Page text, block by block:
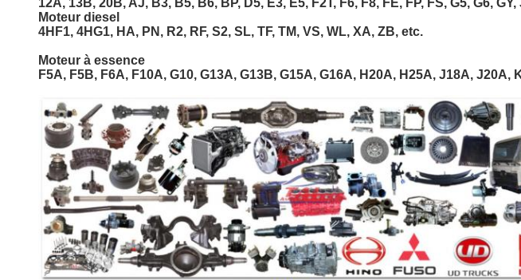
12A, 13B, 20B, AJ, B3, B5, B6, BP, D5, E3, E5, F2T, F6, F8, FE, FP, FS, G5, G6,
Moteur diesel
4HF1, 4HG1, HA, PN, R2, RF, S2, SL, TF, TM, VS, WL, XA, ZB, etc.
Moteur à essence
F5A, F5B, F6A, F10A, G10, G13A, G13B, G15A, G16A, H20A, H25A, J18A,